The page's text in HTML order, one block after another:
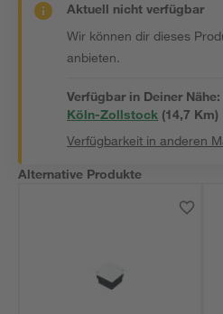
Aktuell nicht verfügbar
Wir können dir dieses
anbieten.
Verfügbar in Deiner Nähe:
Köln-Zollstock (14,7 Km)
Verfügbarkeit in anderen
Alternative Produkte